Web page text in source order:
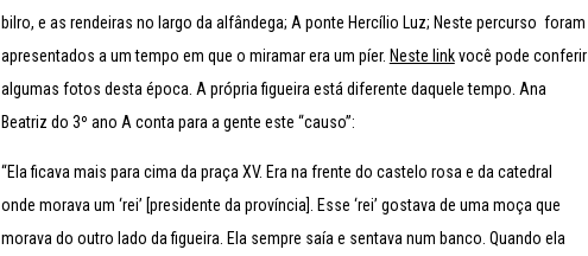
bilro, e as rendeiras no largo da alfândega; A ponte Hercílio Luz; Neste percurso foram
apresentados a um tempo em que o miramar era um píer. Neste linkvocê pode conferir
algumas fotos desta época. A própria figueira está diferente daquele tempo. Ana
Beatriz do 3º ano A conta para a gente este “causo”:
“Ela ficava mais para cima da praça XV. Era na frente do castelo rosa e da catedral
onde morava um ‘rei’ [presidente da província]. Esse ‘rei’ gostava de uma moça que
morava do outro lado da figueira. Ela sempre saía e sentava num banco. Quando ela